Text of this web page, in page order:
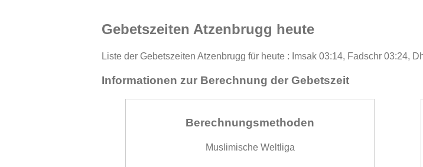
Gebetszeiten Atzenbrugg heute
Liste der Gebetszeiten Atzenbrugg für heute : Imsak 03:14, Fadschr 03:24,
Informationen zur Berechnung der Gebetszeit
Berechnungsmethoden
Muslimische Weltliga